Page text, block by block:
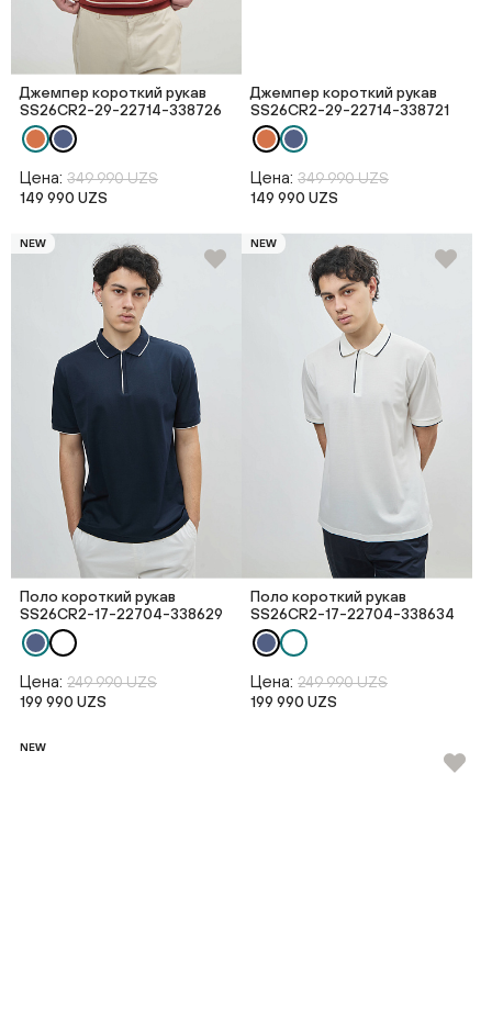
Джемпер короткий рукав
SS26CR2-29-22714-338726
Цена: 349 990 UZS
149 990 UZS
Джемпер короткий рукав
SS26CR2-29-22714-338721
Цена: 349 990 UZS
149 990 UZS
NEW
Поло короткий рукав
SS26CR2-17-22704-338629
Цена: 249 990 UZS
199 990 UZS
NEW
Поло короткий рукав
SS26CR2-17-22704-338634
Цена: 249 990 UZS
199 990 UZS
NEW